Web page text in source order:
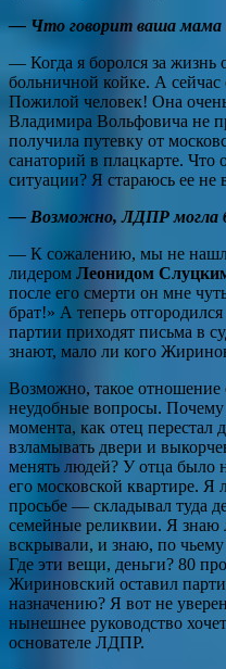
— Что говорит ваша мама
— Когда я боролся за жизнь
больничной койке. А сейчас
Пожилой человек! Она
Владимира Вольфовича не
получила путевку от
санаторий в плацкарте. Что
ситуации? Я стараюсь ее не
— Возможно, ЛДПР могла
— К сожалению, мы не
лидером Леонидом
после его смерти он мне
брат!» А теперь
партии приходят письма в
знают, мало ли кого
Возможно, такое отношение
неудобные вопросы. Почему
момента, как отец перестал
взламывать двери и
менять людей? У отца было
его московской квартире.
просьбе — складывал туда
семейные реликвии. Я знаю
вскрывали, и знаю, по
Где эти вещи, деньги? 80
Жириновский оставил
назначению? Я вот не
нынешнее руководство
основателе ЛДПР.